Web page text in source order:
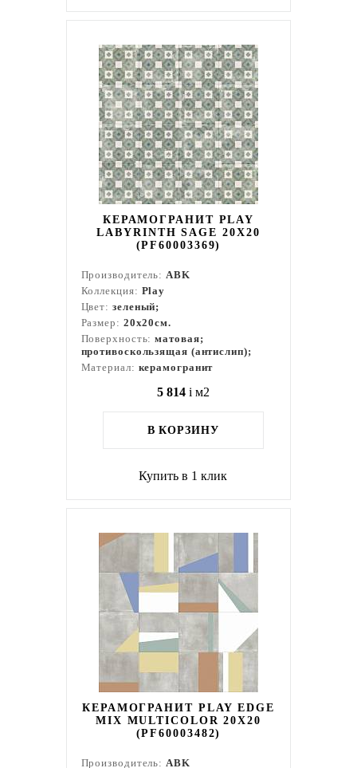
КЕРАМОГРАНИТ PLAY
LABYRINTH SAGE 20X20
(PF60003369)
Производитель:ABK
Коллекция: Play
Цвет: зеленый;
Размер: 20x20см.
Поверхность:матовая;
противоскользящая (антислип);
Материал: керамогранит
5 814 i м2
В КОРЗИНУ
Купить в 1 клик
КЕРАМОГРАНИТ PLAY EDGE
MIX MULTICOLOR 20X20
(PF60003482)
Производитель:ABK